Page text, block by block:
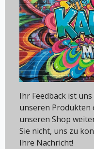
Ihr Feedback ist
unseren Produkten
unseren Shop
Sie nicht, uns zu
Ihre Nachricht!